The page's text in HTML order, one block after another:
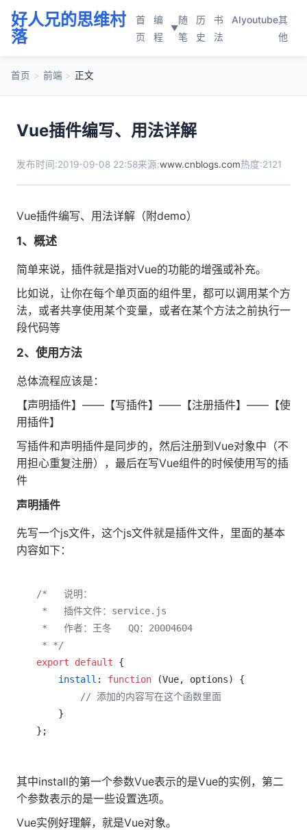
好人兄的思维村
落
首
页
编
程
▼
随
笔
历
史
书
法
AIyoutube其
他
首页 > 前端 > 正文
Vue插件编写、用法详解
发布时间:2019-09-08 22:58来源:www.cnblogs.com热度:2121
Vue插件编写、用法详解（附demo）
1、概述
简单来说，插件就是指对Vue的功能的增强或补充。
比如说，让你在每个单页面的组件里，都可以调用某个方
法，或者共享使用某个变量，或者在某个方法之前执行一
段代码等
2、使用方法
总体流程应该是：
【声明插件】——【写插件】——【注册插件】——【使
用插件】
写插件和声明插件是同步的，然后注册到Vue对象中（不
用担心重复注册），最后在写Vue组件的时候使用写的插
件
声明插件
先写一个js文件，这个js文件就是插件文件，里面的基本
内容如下：
/*   说明：
*   插件文件：service.js
*   作者：王冬   QQ：20004604
* */
export
default {
install : function (Vue, options) {
// 添加的内容写在这个函数里面
    }
};
其中install的第一个参数Vue表示的是Vue的实例，第二
个参数表示的是一些设置选项。
Vue实例好理解，就是Vue对象。